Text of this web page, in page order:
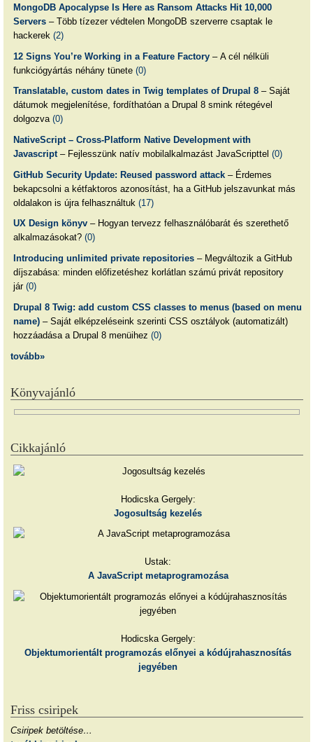
MongoDB Apocalypse Is Here as Ransom Attacks Hit 10,000
Servers– Több tízezer védtelen MongoDB szerverre csaptak le
hackerek (2)
12 Signs You’re Working in a Feature Factory– A cél nélküli
funkciógyártás néhány tünete (0)
Translatable, custom dates in Twig templates of Drupal 8– Saját
dátumok megjelenítése, fordíthatóan a Drupal 8 smink rétegével
dolgozva (0)
NativeScript – Cross-Platform Native Development with
Javascript– Fejlesszünk natív mobilalkalmazást JavaScripttel (0)
GitHub Security Update: Reused password attack– Érdemes
bekapcsolni a kétfaktoros azonosítást, ha a GitHub jelszavunkat más
oldalakon is újra felhasználtuk (17)
UX Design könyv– Hogyan tervezz felhasználóbarát és szerethető
alkalmazásokat? (0)
Introducing unlimited private repositories– Megváltozik a GitHub
díjszabása: minden előfizetéshez korlátlan számú privát repository
jár (0)
Drupal 8 Twig: add custom CSS classes to menus (based on menu
name)– Saját elképzeléseink szerinti CSS osztályok (automatizált)
hozzáadása a Drupal 8 menüihez (0)
tovább»
Könyvajánló
Cikkajánló
Hodicska Gergely:
Jogosultság kezelés
Ustak:
A JavaScript metaprogramozása
Hodicska Gergely:
Objektumorientált programozás előnyei a kódújrahasznosítás
jegyében
Friss csiripek
Csiripek betöltése…